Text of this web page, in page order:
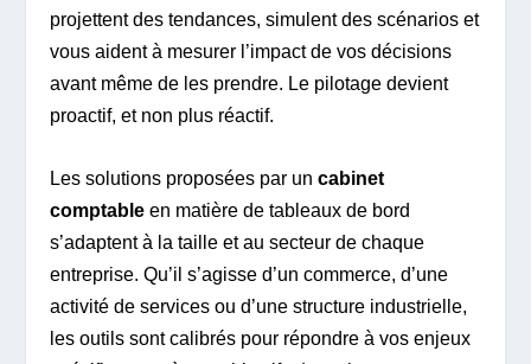
projettent des tendances, simulent des scénarios et
vous aident à mesurer l’impact de vos décisions
avant même de les prendre. Le pilotage devient
proactif, et non plus réactif.
Les solutions proposées par uncabinet
comptable en matière de tableaux de bord
s’adaptent à la taille et au secteur de chaque
entreprise. Qu’il s’agisse d’un commerce, d’une
activité de services ou d’une structure industrielle,
les outils sont calibrés pour répondre à vos enjeux